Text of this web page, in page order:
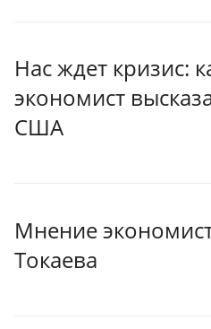
Нас ждет кризис:
экономист
США
Мнение
Токаева